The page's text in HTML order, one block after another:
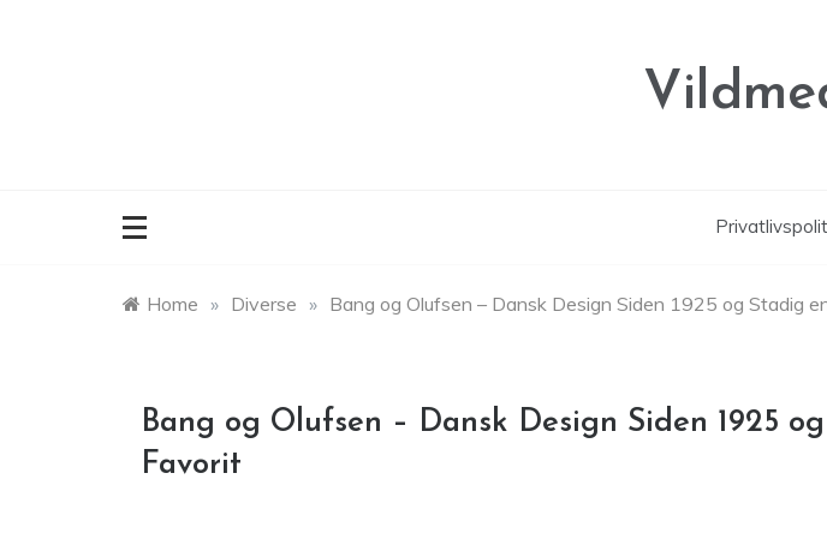
Home » Diverse » Bang og Olufsen – Dansk Design Siden 1925 og Stadig
Bang og Olufsen – Dansk Design Siden 1925
Favorit